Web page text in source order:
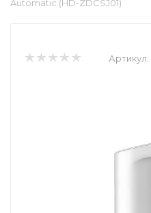
Automatic (HD-ZDCSJ01)
Артикул: